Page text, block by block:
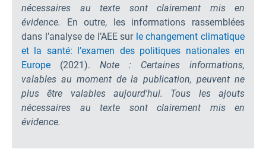
nécessaires au texte sont clairement mis en
évidence. En outre, les informations rassemblées
dans l’analyse de l’AEE sur le changement climatique
et la santé: l’examen des politiques nationales en
Europe (2021). Note : Certaines informations,
valables au moment de la publication, peuvent ne
plus être valables aujourd'hui. Tous les ajouts
nécessaires au texte sont clairement mis en
évidence.